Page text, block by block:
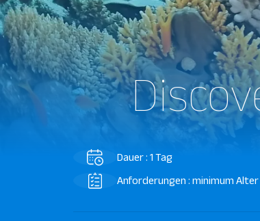
Dauer : 1 Tag
Anforderungen : minimum Alter